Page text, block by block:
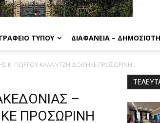
ΓΡΑΦΕΊΟ ΤΎΠΟΥ ΔΙΑΦΆΝΕΙΑ –
Κ. ΓΙΩΡΓΟΥ ΚΑΛΑΝΤΖΗ ΔΟΘΗΚΕ ΠΡΟΣΩΡΙΝΗ...
–
ΠΡΟΣΩΡΙΝΗ